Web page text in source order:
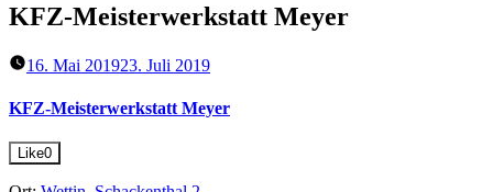
KFZ-Meisterwerkstatt Meyer
16. Mai 201923. Juli 2019
KFZ-Meisterwerkstatt Meyer
Like0